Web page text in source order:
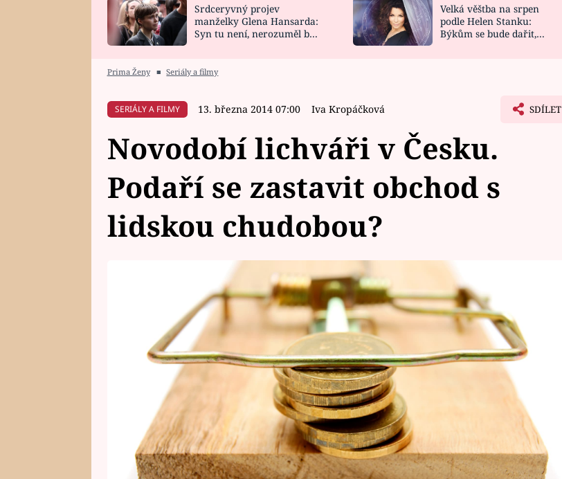
HOROSKOP NA
CELEBRITY
VAŘENÍ
NOVINKY
VIDEORECEPTY
Srdceryvný projev
manželky Glena Hansarda:
Syn tu není, nerozuměl by
Velká věštba na srpen
podle Helen Stanku:
Býkům se bude dařit,
Prima Ženy ■ Seriály a filmy
SERIÁLY A FILMY 13. března 2014 07:00 Iva Kropáčková SDÍLET
Novodobí lichváři v Česku.
Podaří se zastavit obchod s
lidskou chudobou?